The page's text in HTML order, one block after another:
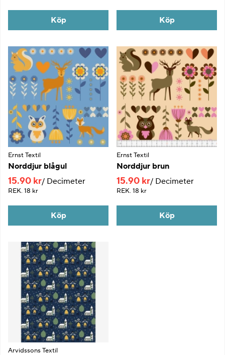
Köp Köp
Ernst Textil
Norddjur blågul
15.90 kr Decimeter
REK. 18 kr
Köp
Ernst Textil
Norddjur brun
15.90 kr Decimeter
REK. 18 kr
Köp
Arvidssons Textil